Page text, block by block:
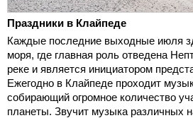
Праздники в Клайпеде
Каждые последние выходные июля
моря, где главная роль отведена
реке и является инициатором
Ежегодно в Клайпеде проходит
собирающий огромное количество
планеты. Звучит музыка различных